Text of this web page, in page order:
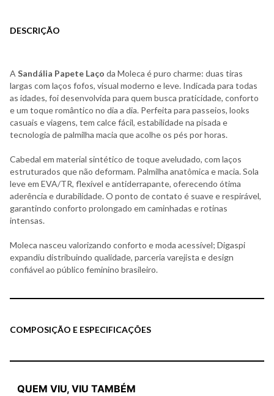
DESCRIÇÃO
A Sandália Papete Laço da Moleca é puro charme: duas tiras
largas com laços fofos, visual moderno e leve. Indicada para todas
as idades, foi desenvolvida para quem busca praticidade, conforto
e um toque romântico no dia a dia. Perfeita para passeios, looks
casuais e viagens, tem calce fácil, estabilidade na pisada e
tecnologia de palmilha macia que acolhe os pés por horas.
Cabedal em material sintético de toque aveludado, com laços
estruturados que não deformam. Palmilha anatômica e macia. Sola
leve em EVA/TR, flexível e antiderrapante, oferecendo ótima
aderência e durabilidade. O ponto de contato é suave e respirável,
garantindo conforto prolongado em caminhadas e rotinas
intensas.
Moleca nasceu valorizando conforto e moda acessível; Digaspi
expandiu distribuindo qualidade, parceria varejista e design
confiável ao público feminino brasileiro.
COMPOSIÇÃO E ESPECIFICAÇÕES
QUEM VIU, VIU TAMBÉM